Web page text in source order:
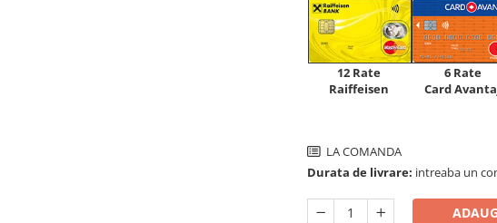
12 Rate
Raiffeisen
6 Rate
Card
LA COMANDA
Durata de livrare: intreaba un